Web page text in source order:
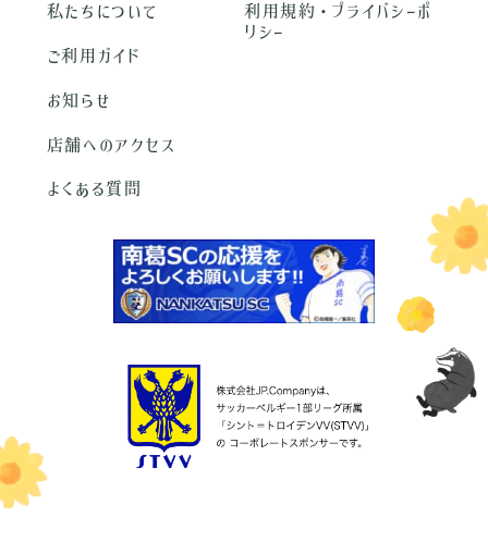
私たちについて
ご利用ガイド
お知らせ
店舗へのアクセス
よくある質問
利用規約・プライバシーポ
リシー